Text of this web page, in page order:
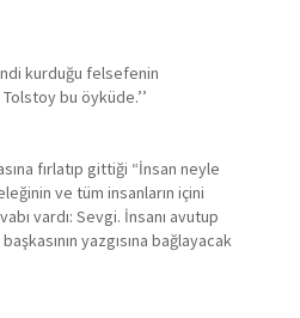
kurduğu felsefenin
bu öyküde.’’
fırlatıp gittiği “İnsan neyle
ve tüm insanların içini
vardı: Sevgi. İnsanı avutup
yazgısına bağlayacak